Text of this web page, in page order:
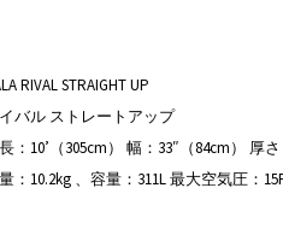
RIVAL STRAIGHT UP
バル ストレートアップ
：10’（305cm） 幅：33″（84cm） 厚さ
：10.2kg 、容量：311L 最大空気圧：